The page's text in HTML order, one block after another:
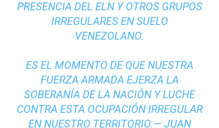
PRESENCIA DEL ELN Y OTROS GRUPOS
IRREGULARES EN SUELO
VENEZOLANO.
ES EL MOMENTO DE QUE NUESTRA
FUERZA ARMADA EJERZA LA
SOBERANÍA DE LA NACIÓN Y LUCHE
CONTRA ESTA OCUPACIÓN IRREGULAR
EN NUESTRO TERRITORIO.— JUAN